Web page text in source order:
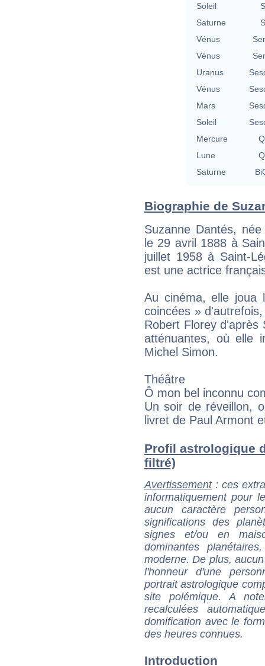
Soleil
Saturne
Vénus
Vénus
Uranus
Vénus
Mars
Soleil
Mercure
Lune
Saturne
Biographie de
Suzanne Dantés,
le 29 avril 1888 à
juillet 1958 à Saint-
est une actrice
Au cinéma, elle joua
coincées »
Robert Florey d'après
atténuantes, où elle
Michel Simon.
Théâtre
Ô mon bel inconnu
Un soir de réveillon,
livret de Paul Armont
Profil astrologique
filtré)
Avertissement: ces
informatiquement pour
aucun caractère
significations des
signes et/ou en
dominantes
moderne. De plus,
l'honneur d'une
portrait astrologique
site polémique. A
recalculées
domification avec le
des heures connues.
Introduction